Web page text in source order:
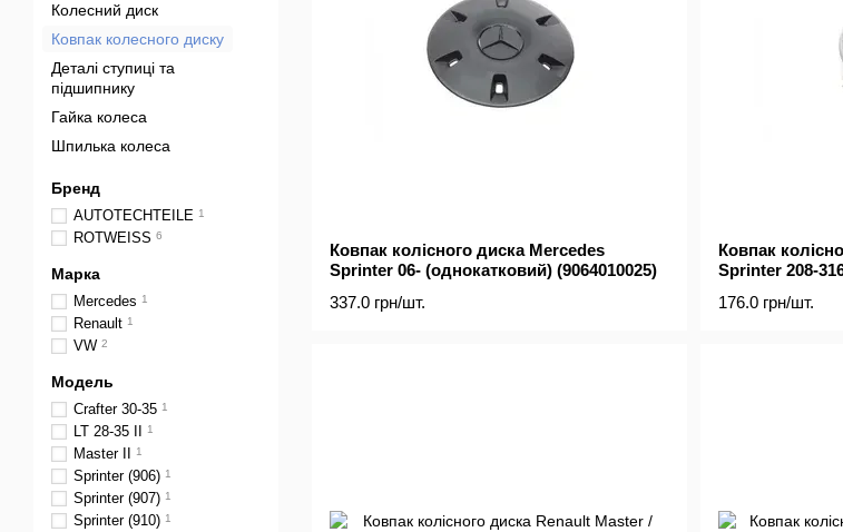
Ковпак колісного диска Mercedes
Sprinter 06- (однокатковий) (9064010025)
337.0 грн/шт.
Ковпак
Sprinter 208-
176.0 грн/шт.
Колесний диск
Ковпак колесного диску
Деталі ступиці та
підшипнику
Гайка колеса
Шпилька колеса
Бренд
AUTOTECHTEILE 1
ROTWEISS 6
Марка
Mercedes 1
Renault 1
VW 2
Модель
Crafter 30-35 1
LT 28-35 II 1
Master II 1
Sprinter (906) 1
Sprinter (907) 1
Sprinter (910) 1